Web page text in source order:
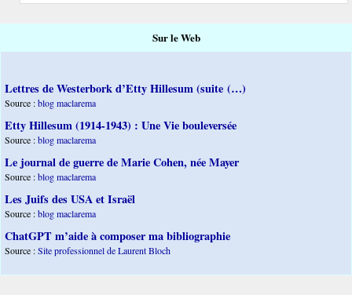
Sur le Web
Lettres de Westerbork d’Etty Hillesum (suite (…)
Source :blog maclarema
Etty Hillesum (1914-1943) : Une Vie bouleversée
Source :blog maclarema
Le journal de guerre de Marie Cohen, née Mayer
Source :blog maclarema
Les Juifs des USA et Israël
Source :blog maclarema
ChatGPT m’aide à composer ma bibliographie
Source :Site professionnel de Laurent Bloch